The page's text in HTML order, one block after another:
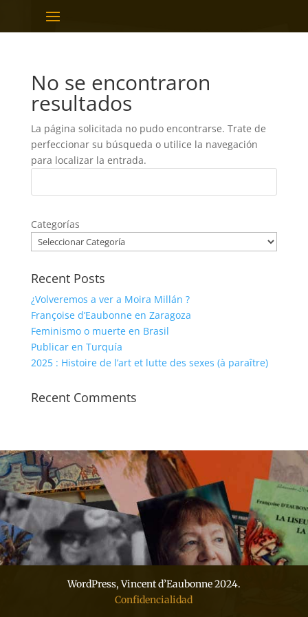
No se encontraron
resultados
La página solicitada no pudo encontrarse. Trate de
perfeccionar su búsqueda o utilice la navegación
para localizar la entrada.
Categorías
Recent Posts
¿Volveremos a ver a Moira Millán ?
Françoise d’Eaubonne en Zaragoza
Feminismo o muerte en Brasil
Publicar en Turquía
2025 : Histoire de l’art et lutte des sexes (à paraître)
Recent Comments
WordPress, Vincent d’Eaubonne 2024.
Confidencialidad